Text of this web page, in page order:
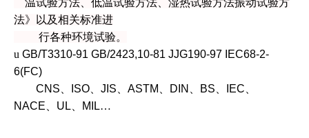
法》以及相关标准进
行各种环境试验。
u GB/T3310-91 GB/2423,10-81 JJG190-97 IEC68-2-
6(FC)
CNS
ISO JIS ASTM DIN BS IEC
NACE
UL MIL…